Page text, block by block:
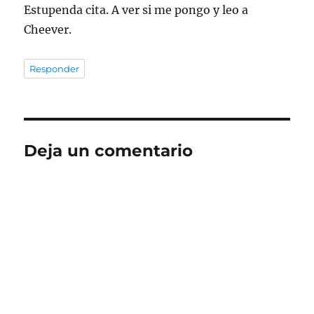
Estupenda cita. A ver si me pongo y leo a
Cheever.
Responder
Deja un comentario